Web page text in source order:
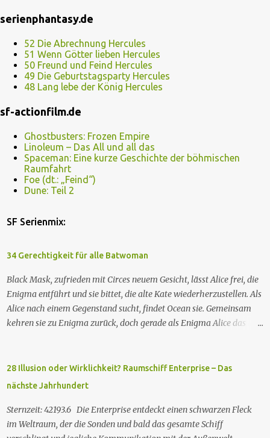
serienphantasy.de
52 Die Abrechnung Hercules
51 Wenn Götter lieben Hercules
50 Freund und Feind Hercules
49 Die Geburtstagsparty Hercules
48 Lang lebe der König Hercules
sf-actionfilm.de
Ghostbusters: Frozen Empire
Linoleum – Das All und all das
Spaceman: Eine kurze Geschichte der böhmischen
Raumfahrt
Foe (dt.: „Feind“)
Dune: Teil 2
SF Serienmix:
34 Gerechtigkeit für alle Batwoman
Black Mask, zufrieden mit Circes neuem Gesicht, lässt Alice frei, die
Enigma entführt und sie bittet, die alte Kate wiederherzustellen. Als
Alice nach einem Gegenstand sucht, findet Ocean sie. Gemeinsam
kehren sie zu Enigma zurück, doch gerade als Enigma Alice das
wolle. Währenddessen nehmen zwei GCPd-Beamte Ryan und Luke
in einem Club fest. Als Sophie die gleichen weißen, rassistischen
auf einen Gefangenen namens Eli. Imani besorgt sich einen Anwalt,
um sie rauszuholen. Inzwischen hat das neue Snakebite viele
28 Illusion oder Wirklichkeit? Raumschiff Enterprise – Das
nächste Jahrhundert
Sternzeit: 42193.6 Die Enterprise entdeckt einen schwarzen Fleck
im Weltraum, der die Sonden und bald das gesamte Schiff